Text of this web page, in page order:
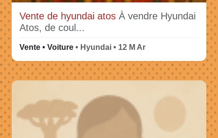
Vente de hyundai atos À vendre Hyundai
Atos, de coul...
Vente • Voiture • Hyundai • 12 M Ar